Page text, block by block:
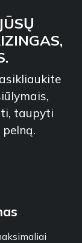
taupyti